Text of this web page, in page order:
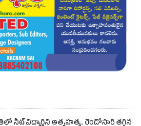
నీట్ విద్యార్థిని ఆత్మహత్య.. రెండోసారి తగ్గిన